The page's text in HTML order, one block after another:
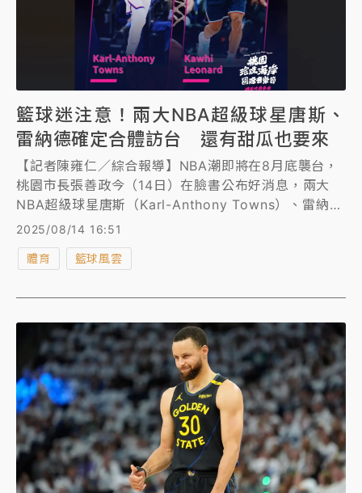
籃球迷注意！兩大NBA超級球星唐斯、
雷納德確定合體訪台 還有甜瓜也要來
【記者陳雍仁／綜合報導】NBA潮即將在8月底襲台，
桃園市長張善政今（14日）在臉書公布好消息，兩大
NBA超級球星唐斯（Karl-Anthony Towns）、雷納德
（Kawhi Leonard）將受邀來台參加8月30日的「桃園
珍珠海岸國際音樂節」，還會在國際職籃球星表演賽合
體獻技。除此之外，名人堂球星「甜瓜」安東尼
STYLE FEST潮流文化祭」。
2025/08/14 16:51
體育 籃球風雲